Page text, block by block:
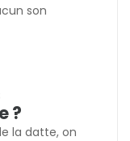
son
?
la datte, on